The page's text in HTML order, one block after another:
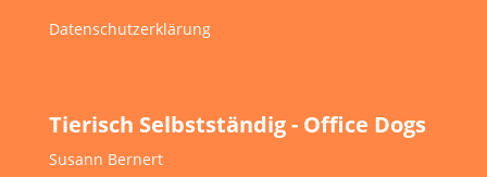
Datenschutzerklärung
Tierisch Selbstständig - Office Dogs
Susann Bernert